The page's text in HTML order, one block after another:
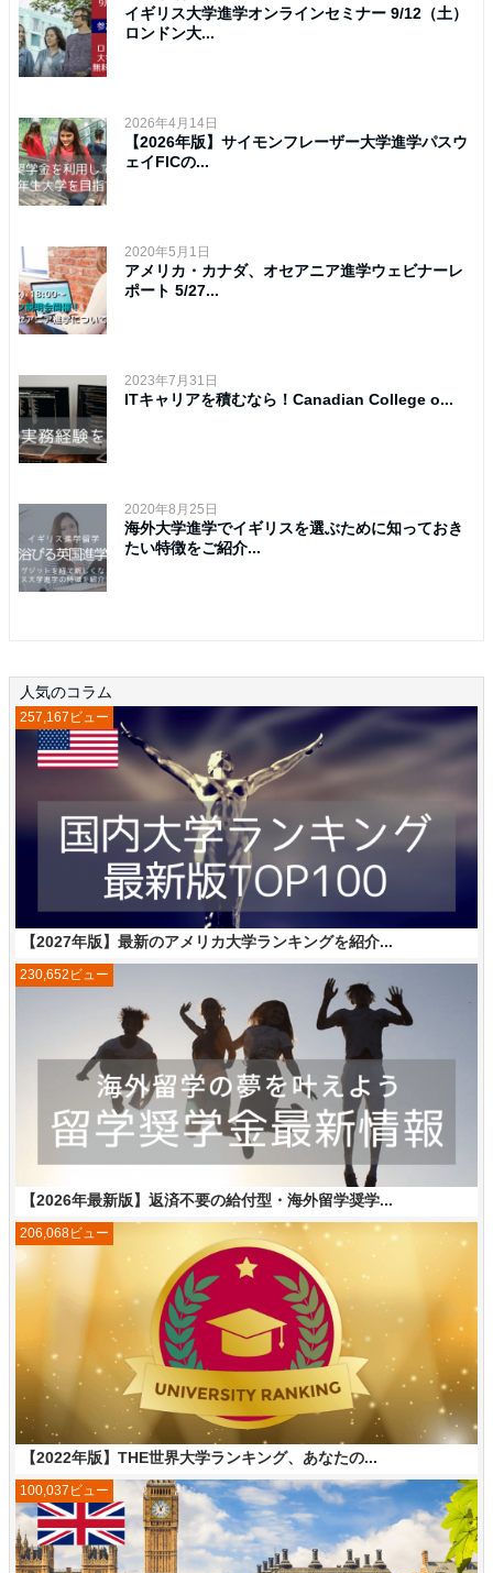
イギリス大学進学オンラインセミナー 9/12（土）
ロンドン大...
2026年4月14日
【2026年版】サイモンフレーザー大学進学パスウ
ェイFICの...
2020年5月1日
アメリカ・カナダ、オセアニア進学ウェビナーレ
ポート 5/27...
2023年7月31日
ITキャリアを積むなら！Canadian College o...
2020年8月25日
海外大学進学でイギリスを選ぶために知っておき
たい特徴をご紹介...
人気のコラム
【2027年版】最新のアメリカ大学ランキングを紹介...
257,167ビュー
【2026年最新版】返済不要の給付型・海外留学奨学...
230,652ビュー
【2022年版】THE世界大学ランキング、あなたの...
206,068ビュー
100,037ビュー